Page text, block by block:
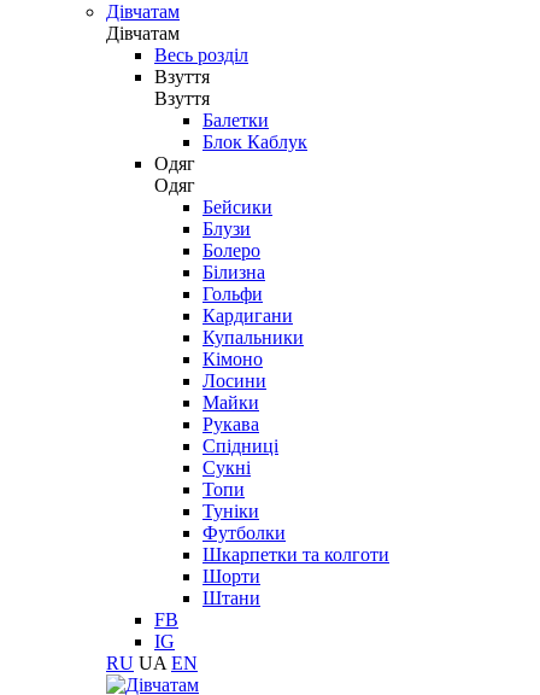
Дівчатам
Дівчатам
Весь розділ
Взуття
Взуття
Балетки
Блок Каблук
Одяг
Одяг
Бейсики
Блузи
Болеро
Білизна
Гольфи
Кардигани
Купальники
Кімоно
Лосини
Майки
Рукава
Спідниці
Сукні
Топи
Туніки
Футболки
Шкарпетки та колготи
Шорти
Штани
FB
IG
RU UA EN